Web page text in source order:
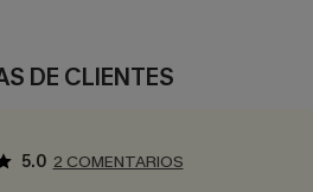
DE CLIENTES
5.0 2 COMENTARIOS